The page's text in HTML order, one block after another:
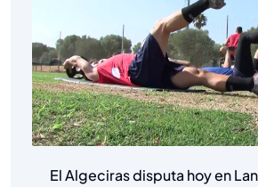
El Algeciras disputa hoy en